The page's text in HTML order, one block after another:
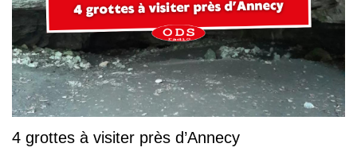
4 grottes à visiter près d’Annecy